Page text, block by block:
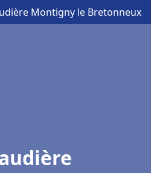
Montigny le Bretonneux